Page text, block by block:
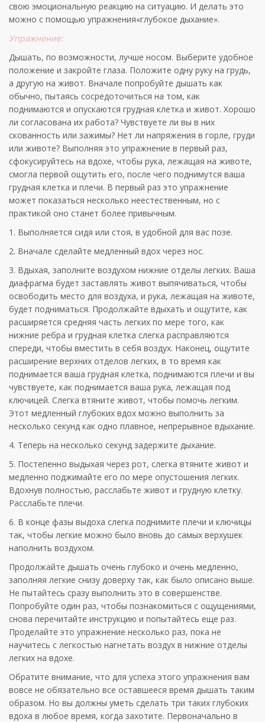
свою эмоциональную реакцию на ситуацию. И делать это
можно с помощью упражнения«глубокое дыхание».
Упражнение:
Дышать, по возможности, лучше носом. Выберите удобное
положение и закройте глаза. Положите одну руку на грудь,
а другую на живот. Вначале попробуйте дышать как
обычно, пытаясь сосредоточиться на том, как
поднимаются и опускаются грудная клетка и живот. Хорошо
ли согласована их работа? Чувствуете ли вы в них
скованность или зажимы? Нет ли напряжения в горле, груди
или животе? Выполняя это упражнение в первый раз,
сфокусируйтесь на вдохе, чтобы рука, лежащая на животе,
смогла первой ощутить его, после чего поднимутся ваша
грудная клетка и плечи. В первый раз это упражнение
может показаться несколько неестественным, но с
практикой оно станет более привычным.
1. Выполняется сидя или стоя, в удобной для вас позе.
2. Вначале сделайте медленный вдох через нос.
3. Вдыхая, заполните воздухом нижние отделы легких. Ваша
диафрагма будет заставлять живот выпячиваться, чтобы
освободить место для воздуха, и рука, лежащая на животе,
будет подниматься. Продолжайте вдыхать и ощутите, как
расширяется средняя часть легких по мере того, как
нижние ребра и грудная клетка слегка расправляются
спереди, чтобы вместить в себя воздух. Наконец, ощутите
расширение верхних отделов легких, в то время как
поднимается ваша грудная клетка, поднимаются плечи и вы
чувствуете, как поднимается ваша рука, лежащая под
ключицей. Слегка втяните живот, чтобы помочь легким.
Этот медленный глубоких вдох можно выполнить за
несколько секунд как одно плавное, непрерывное вдыхание.
4. Теперь на несколько секунд задержите дыхание.
5. Постепенно выдыхая через рот, слегка втяните живот и
медленно поджимайте его по мере опустошения легких.
Вдохнув полностью, расслабьте живот и грудную клетку.
Расслабьте плечи.
6. В конце фазы выдоха слегка поднимите плечи и ключицы
так, чтобы легкие можно было вновь до самых верхушек
наполнить воздухом.
Продолжайте дышать очень глубоко и очень медленно,
заполняя легкие снизу доверху так, как было описано выше.
Не пытайтесь сразу выполнить это в совершенстве.
Попробуйте один раз, чтобы познакомиться с ощущениями,
снова перечитайте инструкцию и попытайтесь еще раз.
Проделайте это упражнение несколько раз, пока не
научитесь с легкостью нагнетать воздух в нижние отделы
легких на вдохе.
Обратите внимание, что для успеха этого упражнения вам
вовсе не обязательно все оставшееся время дышать таким
образом. Но вы должны уметь сделать три таких глубоких
вдоха в любое время, когда захотите. Первоначально в